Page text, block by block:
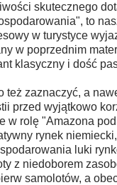
skutecznego
to
w turystyce
w poprzednim
klasyczny i dość
też zaznaczyć, a
przed wyjątkowo
w rolę "Amazona
rynek
luki
z niedoborem
samolotów, a